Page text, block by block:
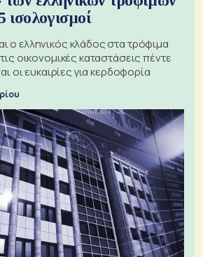
ισολογισμοί
ο ελληνικός κλάδος στα τρόφιμα
οικονομικές καταστάσεις πέντε
οι ευκαιρίες για κερδοφορία